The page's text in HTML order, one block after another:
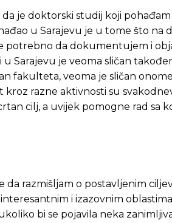
Pusti
što ste odlučili da pustite Vašu
Pusti
što ste odlučili da pustite Vašu
je doktorski studij koji
u Sarajevu je u tome što na
potrebno da dokumentujem i
u Sarajevu je veoma sličan
fakulteta, veoma je sličan
razne aktivnosti su
cilj, a uvijek pomogne rad sa
razmišljam o postavljenim
i izazovnim
bi se pojavila neka